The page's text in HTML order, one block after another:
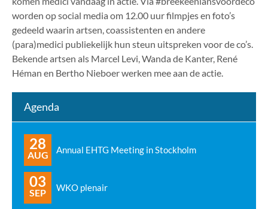
worden op social media om 12.00 uur filmpjes en foto’s
gedeeld waarin artsen, coassistenten en andere
(para)medici publiekelijk hun steun uitspreken voor de co’s.
Bekende artsen als Marcel Levi, Wanda de Kanter, René
Héman en Bertho Nieboer werken mee aan de actie.
Agenda
28
AUG Annual EHTG Meeting in Stockholm
03
SEP WKO plenair